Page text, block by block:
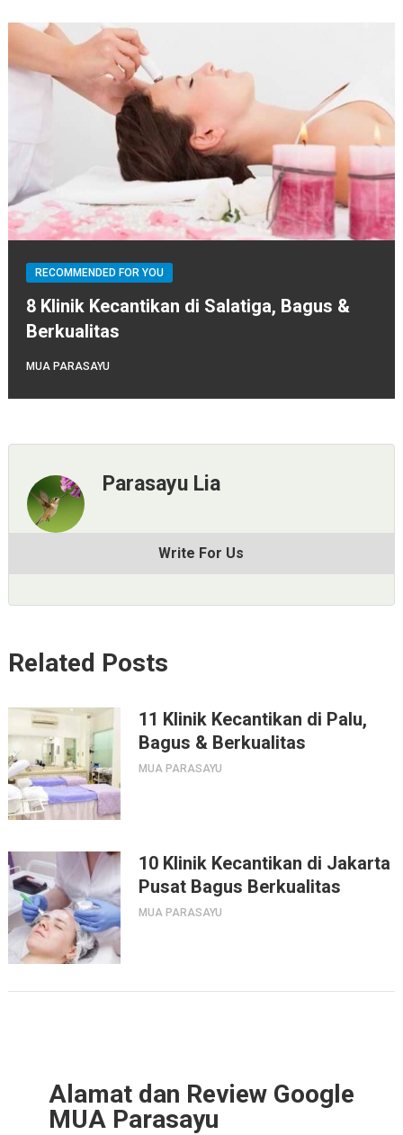
RECOMMENDED FOR YOU
8 Klinik Kecantikan di Salatiga, Bagus &
Berkualitas
MUA PARASAYU
Parasayu Lia
Write For Us
Related Posts
11 Klinik Kecantikan di Palu,
Bagus & Berkualitas
MUA PARASAYU
10 Klinik Kecantikan di Jakarta
Pusat Bagus Berkualitas
MUA PARASAYU
Alamat dan Review Google
MUA Parasayu